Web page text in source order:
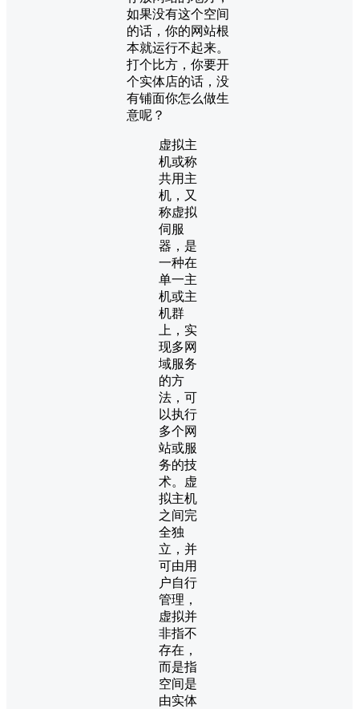
如果没有这个空间
的话，你的网站根
本就运行不起来。
打个比方，你要开
个实体店的话，没
有铺面你怎么做生
意呢？
虚拟主
机或称
共用主
机，又
称虚拟
伺服
器，是
一种在
单一主
机或主
机群
上，实
现多网
域服务
的方
法，可
以执行
多个网
站或服
务的技
术。虚
拟主机
之间完
全独
立，并
可由用
户自行
管理，
虚拟并
非指不
存在，
而是指
空间是
由实体